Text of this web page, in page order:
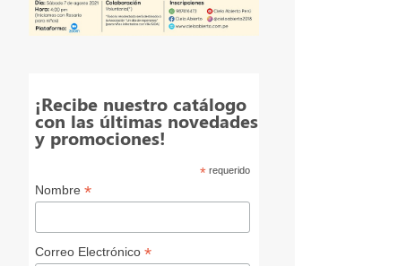
¡Recibe nuestro catálogo
con las últimas novedades
y promociones!
*requerido
Nombre*
Correo Electrónico*